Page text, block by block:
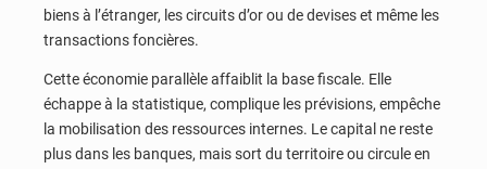
biens à l’étranger, les circuits d’or ou de devises et même les
transactions foncières.
Cette économie parallèle affaiblit la base fiscale. Elle
échappe à la statistique, complique les prévisions, empêche
la mobilisation des ressources internes. Le capital ne reste
plus dans les banques, mais sort du territoire ou circule en